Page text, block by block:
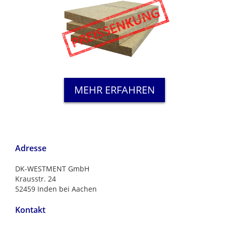
MEHR ERFAHREN
Adresse
DK-WESTMENT GmbH
Krausstr. 24
52459 Inden bei Aachen
Kontakt